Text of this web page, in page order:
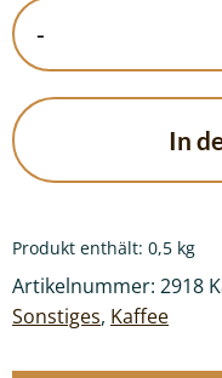
-
In
Produkt enthält: 0,5 kg
Artikelnummer: 2918
Sonstiges, Kaffee